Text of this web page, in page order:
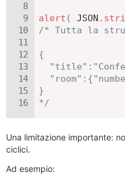
alert ( JSON .
/* Tutta la
{
}
*/
Una limitazione importante:
ciclici.
Ad esempio: